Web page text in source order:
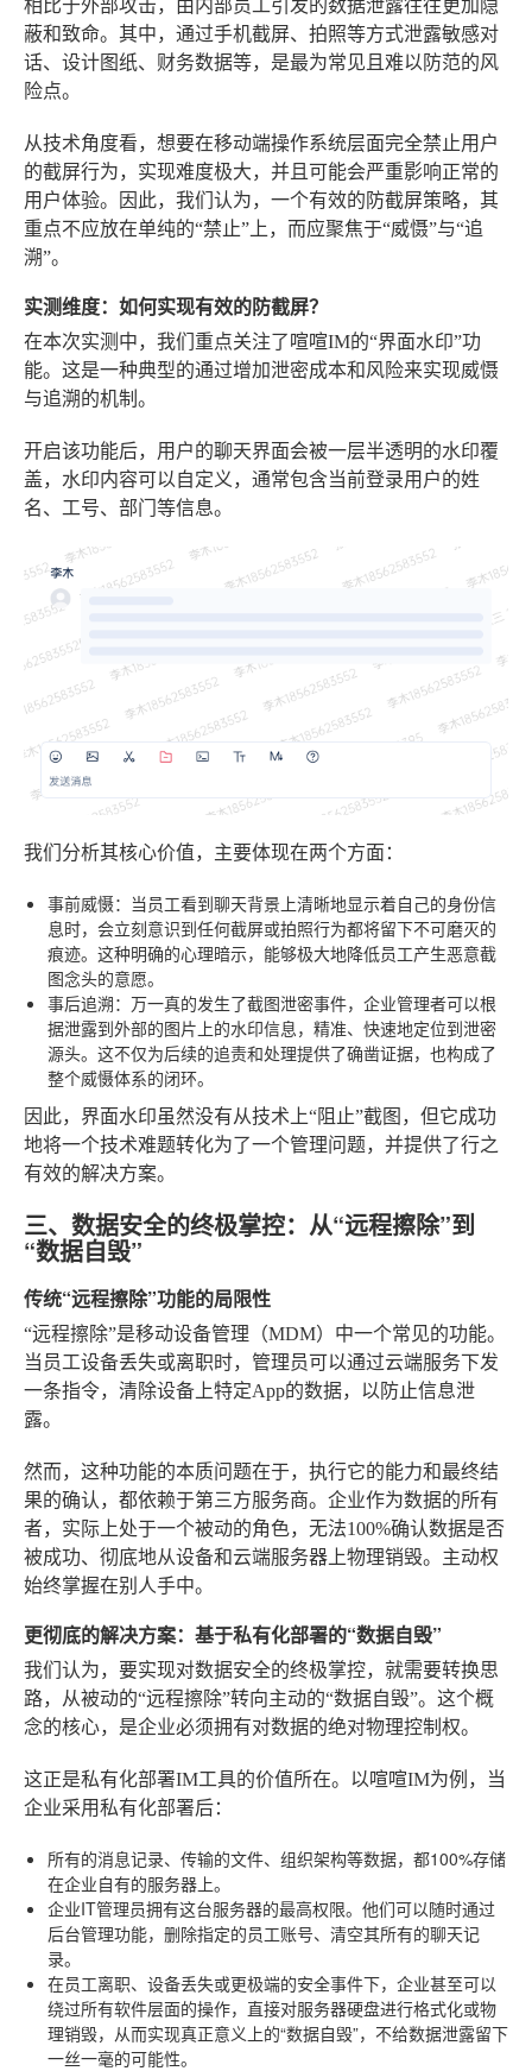
相比于外部攻击，由内部员工引发的数据泄露往往更加隐
蔽和致命。其中，通过手机截屏、拍照等方式泄露敏感对
话、设计图纸、财务数据等，是最为常见且难以防范的风
险点。
从技术角度看，想要在移动端操作系统层面完全禁止用户
的截屏行为，实现难度极大，并且可能会严重影响正常的
用户体验。因此，我们认为，一个有效的防截屏策略，其
重点不应放在单纯的“禁止”上，而应聚焦于“威慑”与“追
溯”。
实测维度：如何实现有效的防截屏？
在本次实测中，我们重点关注了喧喧IM的“界面水印”功
能。这是一种典型的通过增加泄密成本和风险来实现威慑
与追溯的机制。
开启该功能后，用户的聊天界面会被一层半透明的水印覆
盖，水印内容可以自定义，通常包含当前登录用户的姓
名、工号、部门等信息。
我们分析其核心价值，主要体现在两个方面：
事前威慑：当员工看到聊天背景上清晰地显示着自己的身份信
息时，会立刻意识到任何截屏或拍照行为都将留下不可磨灭的
痕迹。这种明确的心理暗示，能够极大地降低员工产生恶意截
图念头的意愿。
事后追溯：万一真的发生了截图泄密事件，企业管理者可以根
据泄露到外部的图片上的水印信息，精准、快速地定位到泄密
源头。这不仅为后续的追责和处理提供了确凿证据，也构成了
整个威慑体系的闭环。
因此，界面水印虽然没有从技术上“阻止”截图，但它成功
地将一个技术难题转化为了一个管理问题，并提供了行之
有效的解决方案。
三、数据安全的终极掌控：从“远程擦除”到
“数据自毁”
传统“远程擦除”功能的局限性
“远程擦除”是移动设备管理（MDM）中一个常见的功能。
当员工设备丢失或离职时，管理员可以通过云端服务下发
一条指令，清除设备上特定App的数据，以防止信息泄
露。
然而，这种功能的本质问题在于，执行它的能力和最终结
果的确认，都依赖于第三方服务商。企业作为数据的所有
者，实际上处于一个被动的角色，无法100%确认数据是否
被成功、彻底地从设备和云端服务器上物理销毁。主动权
始终掌握在别人手中。
更彻底的解决方案：基于私有化部署的“数据自毁”
我们认为，要实现对数据安全的终极掌控，就需要转换思
路，从被动的“远程擦除”转向主动的“数据自毁”。这个概
念的核心，是企业必须拥有对数据的绝对物理控制权。
这正是私有化部署IM工具的价值所在。以喧喧IM为例，当
企业采用私有化部署后：
所有的消息记录、传输的文件、组织架构等数据，都100%存储
在企业自有的服务器上。
企业IT管理员拥有这台服务器的最高权限。他们可以随时通过
后台管理功能，删除指定的员工账号、清空其所有的聊天记
录。
在员工离职、设备丢失或更极端的安全事件下，企业甚至可以
绕过所有软件层面的操作，直接对服务器硬盘进行格式化或物
理销毁，从而实现真正意义上的“数据自毁”，不给数据泄露留下
一丝一毫的可能性。